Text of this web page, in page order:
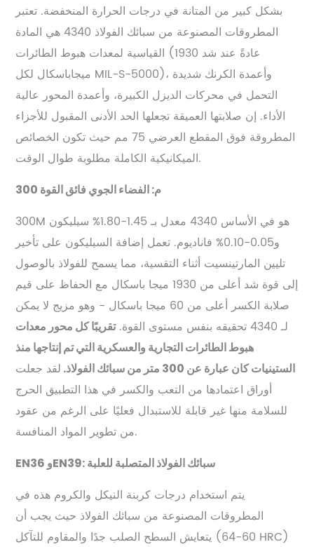
بشكل كبير من المتانة في درجات الحرارة المنخفضة. تعتبر
المطروقات المصنوعة من سبائك الفولاذ 4340 هي المادة
القياسية لمعدات هبوط الطائرات (عادةً عند شد 1930
ميجاباسكال لكل MIL-S-5000)، وأعمدة الكرنك شديدة
التحمل في محركات الديزل الكبيرة، وأعمدة المحور عالية
الأداء. إن صلابتها العميقة تجعلها الحد الأدنى المقبول للأجزاء
المطروقة فوق المقطع العرضي 75 مم حيث تكون الخصائص
الميكانيكية الكاملة مطلوبة طوال الوقت.
300 م: الفضاء الجوي فائق القوة
300M هو في الأساس 4340 معدل بـ 1.45-1.80% سيليكون
و0.05-0.10% فاناديوم. تعمل إضافة السيليكون على تأخير
تليين المارتينسيت أثناء التقسية، مما يسمح للفولاذ بالوصول
إلى قوة شد أعلى من 1930 ميجا باسكال مع الحفاظ على قيم
صلابة الكسر أعلى من 60 ميجا باسكال - وهو مزيج لا يمكن
لـ 4340 تحقيقه بنفس مستوى القوة.
تقريبًا كل محور معدات
هبوط الطائرات التجارية والعسكرية التي تم إنتاجها منذ
الستينيات كان عبارة عن 300 متر من سبائك الفولاذ.
لقد جعلت
أوراق اعتمادها من التعب والكسر في هذا التطبيق الحرج
للسلامة منها غير قابلة للاستبدال فعليًا على الرغم من عقود
من تطوير المواد المنافسة.
EN36 وEN39: سبائك الفولاذ المتصلبة للعلبة
يتم استخدام درجات كربنة النيكل والكروم هذه في
المطروقات المصنوعة من سبائك الفولاذ حيث يجب أن
يتعايش السطح الصلب جدًا والمقاوم للتآكل (60-64 HRC)